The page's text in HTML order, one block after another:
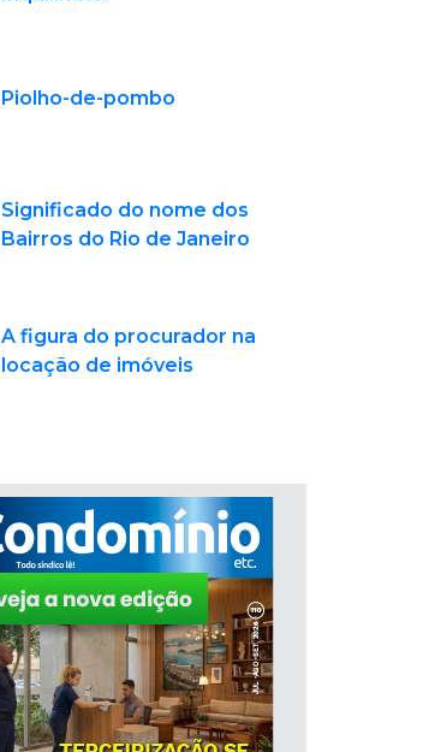
Piolho-de-pombo
Significado do nome dos
Bairros do Rio de Janeiro
A figura do procurador na
locação de imóveis